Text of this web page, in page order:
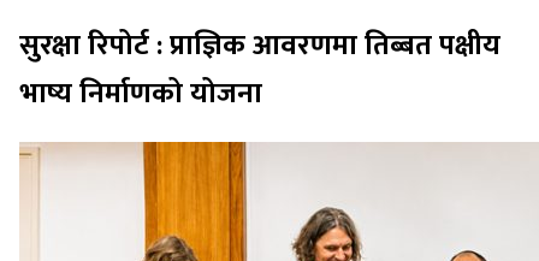
सुरक्षा रिपोर्ट : प्राज्ञिक आवरणमा तिब्बत पक्षीय
भाष्य निर्माणको योजना